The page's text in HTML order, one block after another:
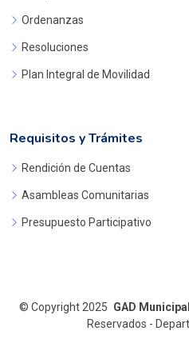
Ordenanzas
Resoluciones
Plan Integral de Movilidad
Requisitos y Trámites
Rendición de Cuentas
Asambleas Comunitarias
Presupuesto Participativo
© Copyright 2025 GAD
Reservados -